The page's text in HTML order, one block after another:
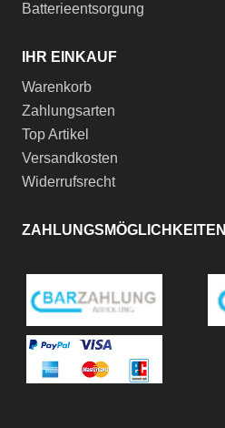
Batterieentsorgung
IHR EINKAUF
Warenkorb
Zahlungsarten
Top Artikel
Versandkosten
Widerrufsrecht
ZAHLUNGSMÖGLICHKEITEN